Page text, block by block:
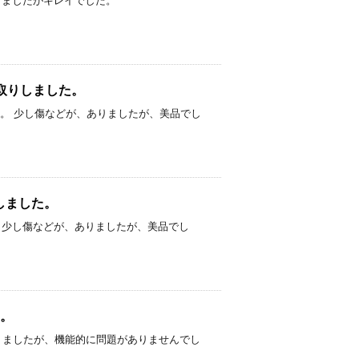
しました。
少し傷などが、ありましたが、美品でし
した。
し傷などが、ありましたが、美品でし
したが、機能的に問題がありませんでし